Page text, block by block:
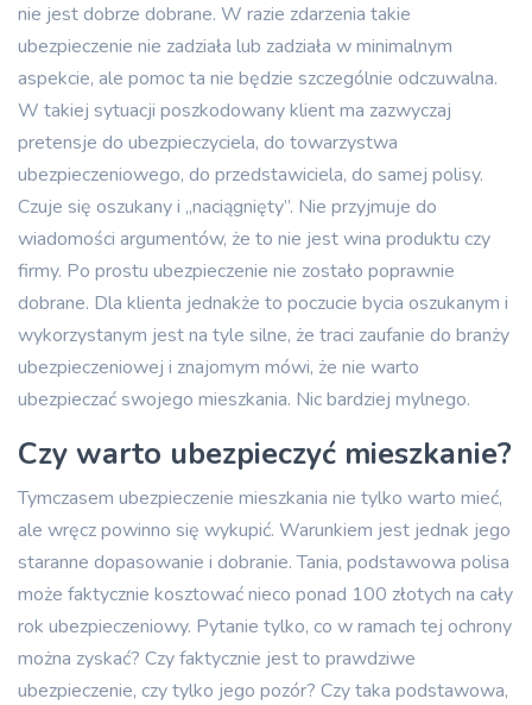
nie jest dobrze dobrane. W razie zdarzenia takie
ubezpieczenie nie zadziała lub zadziała w minimalnym
aspekcie, ale pomoc ta nie będzie szczególnie odczuwalna.
W takiej sytuacji poszkodowany klient ma zazwyczaj
pretensje do ubezpieczyciela, do towarzystwa
ubezpieczeniowego, do przedstawiciela, do samej polisy.
Czuje się oszukany i „naciągnięty”. Nie przyjmuje do
wiadomości argumentów, że to nie jest wina produktu czy
firmy. Po prostu ubezpieczenie nie zostało poprawnie
dobrane. Dla klienta jednakże to poczucie bycia oszukanym i
wykorzystanym jest na tyle silne, że traci zaufanie do branży
ubezpieczeniowej i znajomym mówi, że nie warto
ubezpieczać swojego mieszkania. Nic bardziej mylnego.
Czy warto ubezpieczyć mieszkanie?
Tymczasem ubezpieczenie mieszkania nie tylko warto mieć,
ale wręcz powinno się wykupić. Warunkiem jest jednak jego
staranne dopasowanie i dobranie. Tania, podstawowa polisa
może faktycznie kosztować nieco ponad 100 złotych na cały
rok ubezpieczeniowy. Pytanie tylko, co w ramach tej ochrony
można zyskać? Czy faktycznie jest to prawdziwe
ubezpieczenie, czy tylko jego pozór? Czy taka podstawowa,